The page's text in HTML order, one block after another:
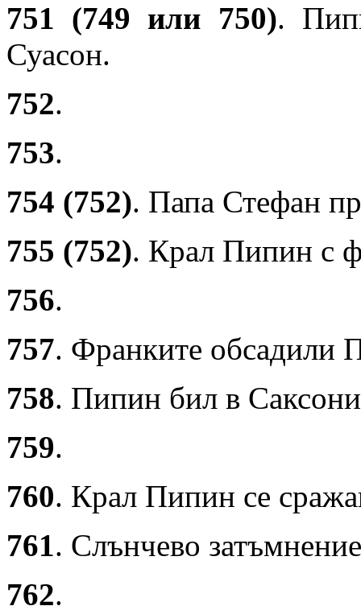
751 (749 или 750).
Суасон.
752.
753.
754 (752). Папа Стефан
755 (752). Крал Пипин с
756.
757. Франките обсадили
758. Пипин бил в
759.
760. Крал Пипин се
761. Слънчево
762.